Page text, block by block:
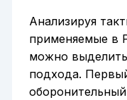
Анализируя
применяемые в
можно
подхода.